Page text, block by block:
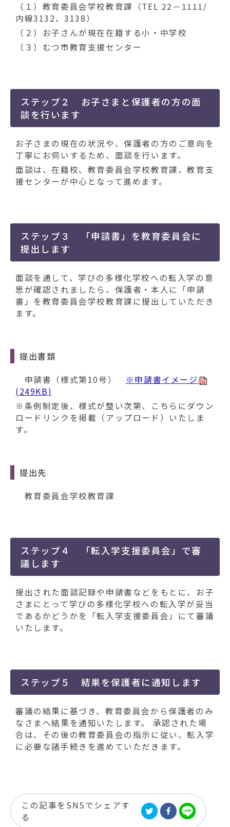
（１）教育委員会学校教育課（TEL 22－1111/
内線3132、3138）
（２）お子さんが現在在籍する小・中学校
（３）むつ市教育支援センター
ステップ２ お子さまと保護者の方の面
談を行います
お子さまの現在の状況や、保護者の方のご意向を
丁寧にお伺いするため、面談を行います。
面談は、在籍校、教育委員会学校教育課、教育支
援センターが中心となって進めます。
ステップ３ 「申請書」を教育委員会に
提出します
面談を通して、学びの多様化学校への転入学の意
思が確認されましたら、保護者・本人に「申請
書」を教育委員会学校教育課に提出していただき
ます。
提出書類
申請書（様式第10号） ※申請書イメージ
(249KB)
※条例制定後、様式が整い次第、こちらにダウン
ロードリンクを掲載（アップロード）いたしま
す。
提出先
教育委員会学校教育課
ステップ４ 「転入学支援委員会」で審
議します
提出された面談記録や申請書などをもとに、お子
さまにとって学びの多様化学校への転入学が妥当
であるかどうかを「転入学支援委員会」にて審議
いたします。
ステップ５ 結果を保護者に通知します
審議の結果に基づき、教育委員会から保護者のみ
なさまへ結果を通知いたします。 承認された場
合は、その後の教育委員会の指示に従い、転入学
に必要な諸手続きを進めていただきます。
この記事をSNSでシェアす
る